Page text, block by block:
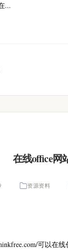
...
在线office网
资源资料
可以在